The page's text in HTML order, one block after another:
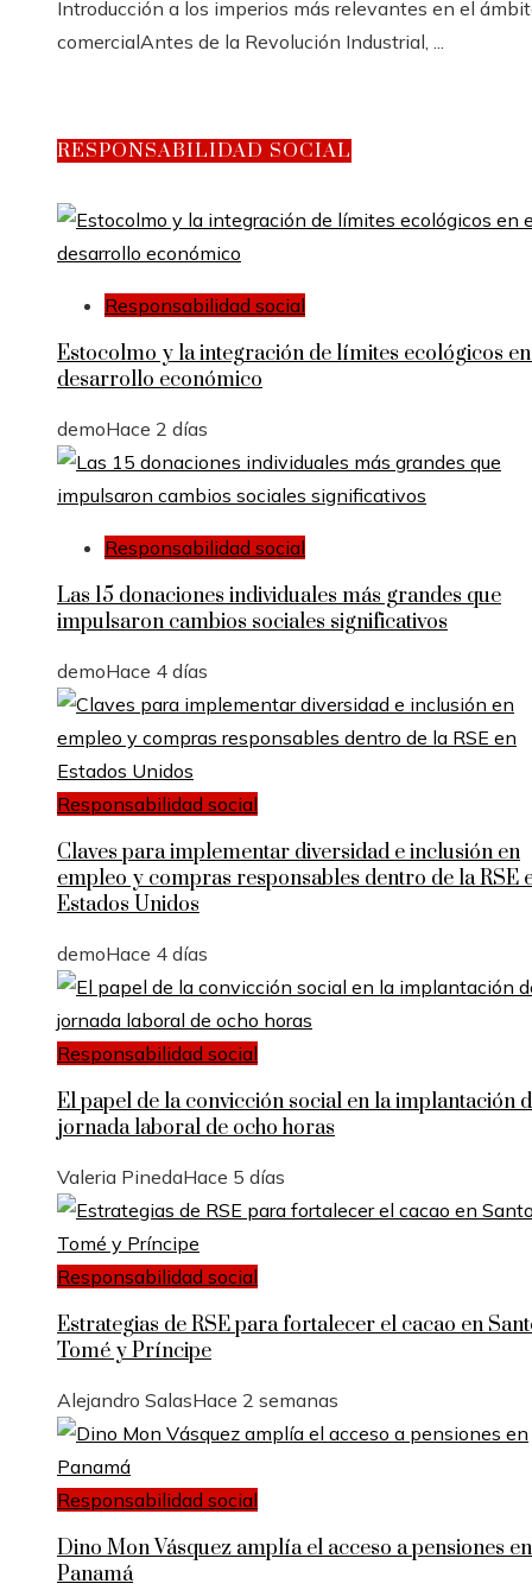
Introducción a los imperios más relevantes en el
comercialAntes de la Revolución Industrial, ...
RESPONSABILIDAD SOCIAL
Responsabilidad social
Estocolmo y la integración de límites ecológicos
desarrollo económico
demoHace 2 días
Responsabilidad social
Las 15 donaciones individuales más grandes que
impulsaron cambios sociales significativos
demoHace 4 días
Responsabilidad social
Claves para implementar diversidad e inclusión en
empleo y compras responsables dentro de la RSE
Estados Unidos
demoHace 4 días
Responsabilidad social
El papel de la convicción social en la implantación
jornada laboral de ocho horas
Valeria PinedaHace 5 días
Responsabilidad social
Estrategias de RSE para fortalecer el cacao en
Tomé y Príncipe
Alejandro SalasHace 2 semanas
Responsabilidad social
Dino Mon Vásquez amplía el acceso a pensiones en
Panamá